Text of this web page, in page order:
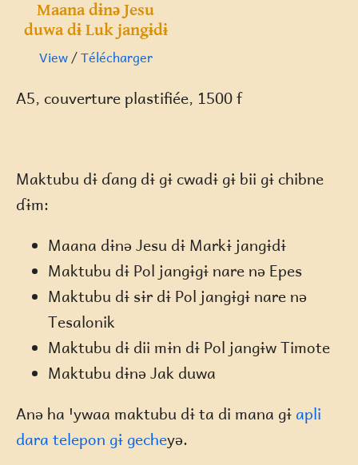
Maana dɨnə Jesu
duwa dɨ Luk jangɨdɨ
View/Télécharger
A5, couverture plastifiée, 1500 f
Maktubu dɨ ɗang dɨ gɨ cwadɨ gɨ bii gɨ chibne
ɗɨm:
Maana dɨnə Jesu dɨ Markɨ jangɨdɨ
Maktubu dɨ Pol jangɨgɨ nare nə Epes
Maktubu dɨ sɨr dɨ Pol jangɨgɨ nare nə
Tesalonik
Maktubu dɨ dii mɨn dɨ Pol jangɨw Timote
Maktubu dɨnə Jak duwa
Anə ha ꞌywaa maktubu dɨ ta di mana gɨ apli
dara telepon gɨ gecheyə.